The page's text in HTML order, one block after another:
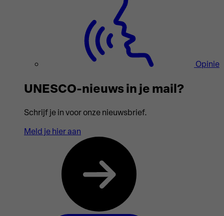
Opinie
UNESCO-nieuws in je mail?
Schrijf je in voor onze nieuwsbrief.
Meld je hier aan